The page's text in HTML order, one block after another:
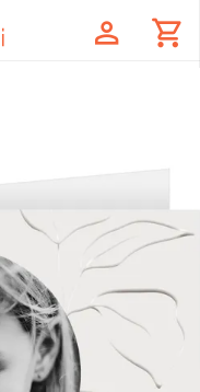
profile shopping_cart